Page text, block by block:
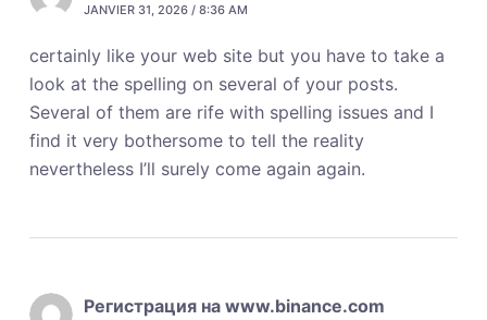
JANVIER 31, 2026 / 8:36 AM
certainly like your web site but you have to take a
look at the spelling on several of your posts.
Several of them are rife with spelling issues and I
find it very bothersome to tell the reality
nevertheless I’ll surely come again again.
Регистрация на www.binance.com